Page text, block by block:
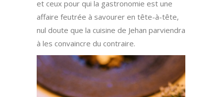
et ceux pour qui la gastronomie est une
affaire feutrée à savourer en tête-à-tête,
nul doute que la cuisine de Jehan parviendra
à les convaincre du contraire.